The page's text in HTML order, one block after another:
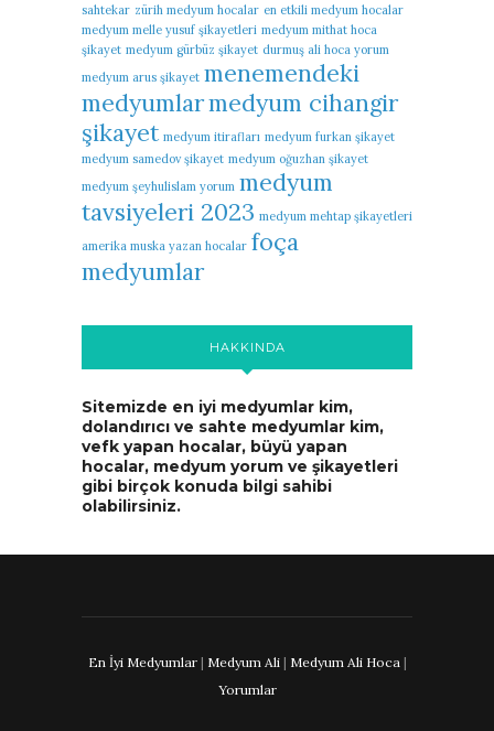
sahtekar zürih medyum hocalar en etkili medyum hocalar
medyum melle yusuf şikayetleri medyum mithat hoca
şikayet medyum gürbüz şikayet durmuş ali hoca yorum
medyum arus şikayet menemendeki
medyumlarmedyum cihangir
şikayet medyum itirafları medyum furkan şikayet
medyum samedov şikayet medyum oğuzhan şikayet
medyum şeyhulislam yorum medyum
tavsiyeleri 2023 medyum mehtap şikayetleri
amerika muska yazan hocalar foça
medyumlar
HAKKINDA
Sitemizde en iyi medyumlar kim,
dolandırıcı ve sahte medyumlar kim,
vefk yapan hocalar, büyü yapan
hocalar, medyum yorum ve şikayetleri
gibi birçok konuda bilgi sahibi
olabilirsiniz.
En İyi Medyumlar| Medyum Ali| Medyum Ali Hoca |
Yorumlar